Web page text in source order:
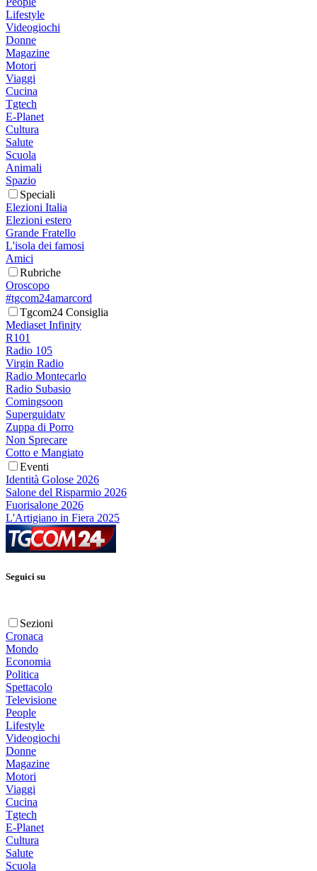
Lifestyle
Videogiochi
Donne
Magazine
Motori
Viaggi
Cucina
Tgtech
E-Planet
Cultura
Salute
Scuola
Animali
Spazio
Speciali
Elezioni Italia
Elezioni estero
Grande Fratello
L'isola dei famosi
Amici
Rubriche
Oroscopo
#tgcom24amarcord
Tgcom24 Consiglia
Mediaset Infinity
R101
Radio 105
Virgin Radio
Radio Montecarlo
Radio Subasio
Comingsoon
Superguidatv
Zuppa di Porro
Non Sprecare
Cotto e Mangiato
Eventi
Identità Golose 2026
Salone del Risparmio 2026
Fuorisalone 2026
L'Artigiano in Fiera 2025
Seguici su
Sezioni
Cronaca
Mondo
Economia
Politica
Spettacolo
Televisione
People
Lifestyle
Videogiochi
Donne
Magazine
Motori
Viaggi
Cucina
Tgtech
E-Planet
Cultura
Salute
Scuola